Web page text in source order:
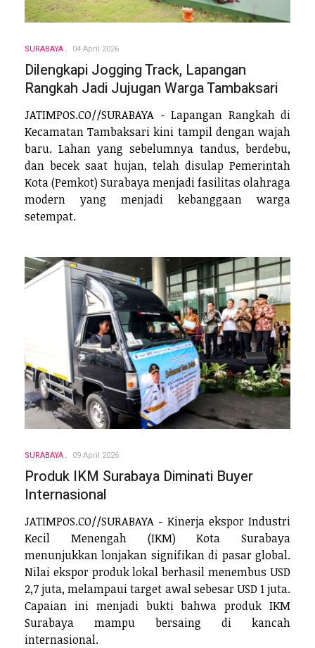
SURABAYA 04 April 2026
Dilengkapi Jogging Track, Lapangan
Rangkah Jadi Jujugan Warga Tambaksari
JATIMPOS.CO//SURABAYA - Lapangan Rangkah di
Kecamatan Tambaksari kini tampil dengan wajah
baru. Lahan yang sebelumnya tandus, berdebu,
dan becek saat hujan, telah disulap Pemerintah
Kota (Pemkot) Surabaya menjadi fasilitas olahraga
modern yang menjadi kebanggaan warga
setempat.
SURABAYA 09 April 2026
Produk IKM Surabaya Diminati Buyer
Internasional
JATIMPOS.CO//SURABAYA - Kinerja ekspor Industri
Kecil Menengah (IKM) Kota Surabaya
menunjukkan lonjakan signifikan di pasar global.
Nilai ekspor produk lokal berhasil menembus USD
2,7 juta, melampaui target awal sebesar USD 1 juta.
Capaian ini menjadi bukti bahwa produk IKM
Surabaya mampu bersaing di kancah
internasional.